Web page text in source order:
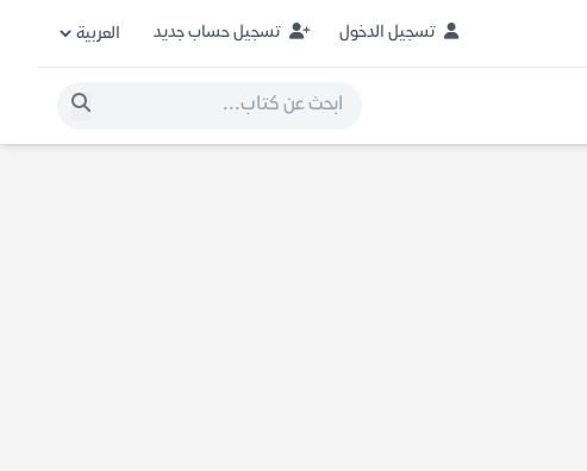
تسجيل الدخول تسجيل حساب جديد